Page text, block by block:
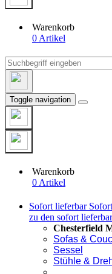
Warenkorb
0 Artikel
Toggle navigation
Warenkorb
0 Artikel
Sofort lieferbar
zu den sofort
Chesterfield
Sofas &
Sessel
Stühle &